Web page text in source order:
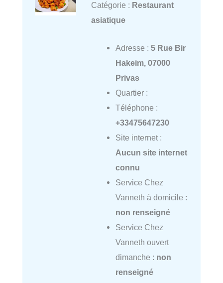
Catégorie : Restaurant
asiatique
Adresse : 5 Rue Bir
Hakeim, 07000
Privas
Quartier :
Téléphone :
+33475647230
Site internet :
Aucun site internet
connu
Service Chez
Vanneth à domicile :
non renseigné
Service Chez
Vanneth ouvert
dimanche : non
renseigné